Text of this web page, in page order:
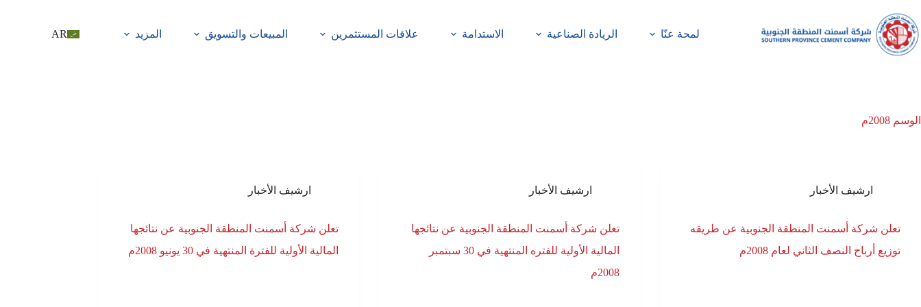
لمحة عنّا الريادة الصناعية الاستدامة علاقات المستثمرين المبيعات والتسويق المزيد AR
الوسم
ارشيف الأخبار
تعلن شركة أسمنت المنطقة الجنوبية عن طريقه
توزيع أرباح النصف الثاني لعام 2008م
ارشيف الأخبار
تعلن شركة أسمنت المنطقة الجنوبية عن نتائجها
المالية الأولية للفتره المنتهية في 30 سبتمبر
2008م
ارشيف الأخبار
تعلن شركة أسمنت المنطقة الجنوبية عن نتائجها
المالية الأولية للفترة المنتهية في 30 يونيو 2008م